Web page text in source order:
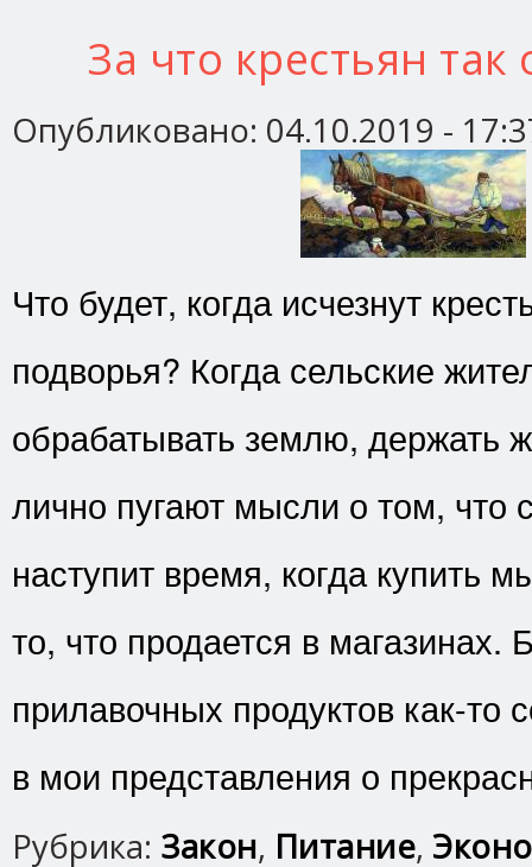
За что крестьян так
Опубликовано: 04.10.2019 -
Что будет, когда исчезнут
подворья? Когда сельские
обрабатывать землю, держать
лично пугают мысли о том, что
наступит время, когда купить
то, что продается в магазинах.
прилавочных продуктов как-то
в мои представления о
Рубрика: Закон, Питание,